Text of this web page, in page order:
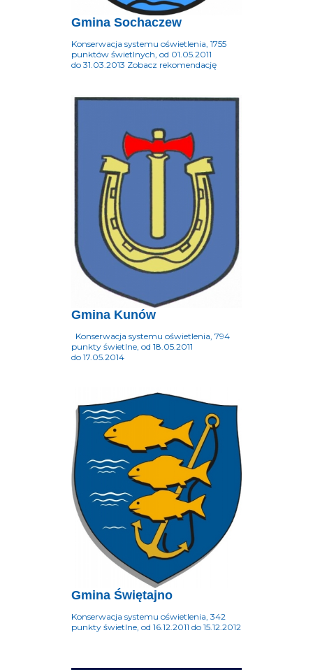
Gmina Sochaczew
Konserwacja systemu oświetlenia, 1755
punktów świetlnych, od 01.05.2011
do 31.03.2013 Zobacz rekomendację
Gmina Kunów
Konserwacja systemu oświetlenia, 794
punkty świetlne, od 18.05.2011
do 17.05.2014
Gmina Świętajno
Konserwacja systemu oświetlenia, 342
punkty świetlne, od 16.12.2011 do 15.12.2012